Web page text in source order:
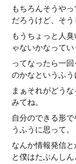
もちろんそうや
だろうけど、そう
もうちょっと人
ゃないかなって
ってなったら一
のかなというふう
まぁそれがどう
みてね。
自分のできる形
うふうに思って。
なんか情報発信
と僕はたぶんしん